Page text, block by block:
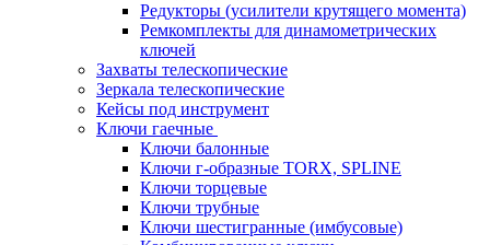
Редукторы (усилители крутящего момента)
Ремкомплекты для динамометрических
ключей
Захваты телескопические
Зеркала телескопические
Кейсы под инструмент
Ключи гаечные
Ключи балонные
Ключи г-образные TORX, SPLINE
Ключи торцевые
Ключи трубные
Ключи шестигранные (имбусовые)